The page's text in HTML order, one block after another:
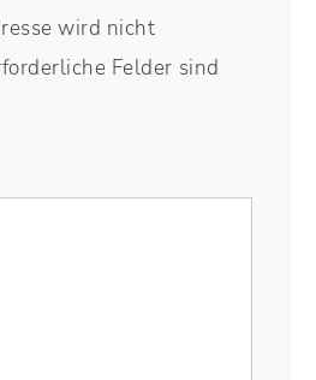
wird nicht
Felder sind